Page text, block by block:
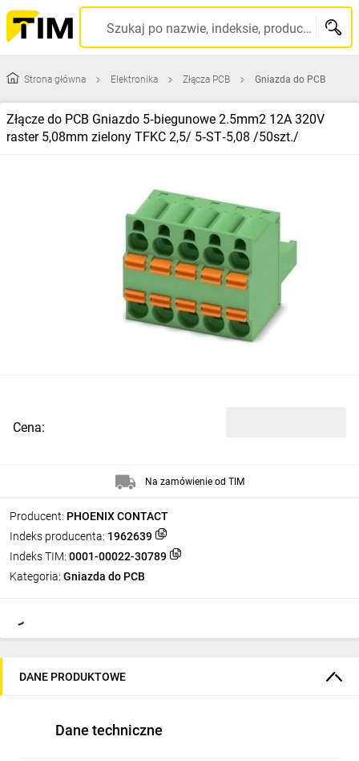
Szukaj po nazwie, indeksie, producencie, kodzie kreskowym...
Strona główna Elektronika Złącza PCB Gniazda do PCB
Złącze do PCB Gniazdo 5‑biegunowe 2.5mm2 12A 320V
raster 5,08mm zielony TFKC 2,5/ 5‑ST‑5,08 /50szt./
Producent: PHOENIX CONTACT
Indeks producenta: 1962639
Indeks TIM: 0001-00022-30789
Kategoria: Gniazda do PCB
Cena:
Na zamówienie od TIM
DANE PRODUKTOWE
Dane techniczne